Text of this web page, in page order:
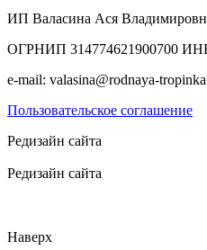
ИП Валасина Ася
ОГРНИП 314774621900700
e-mail: valasina@rodnaya-
Пользовательское соглашение
Редизайн сайта
Редизайн сайта
Наверх